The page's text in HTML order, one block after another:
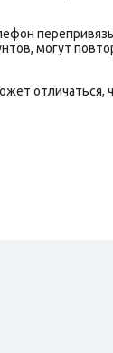
могут
отличаться,